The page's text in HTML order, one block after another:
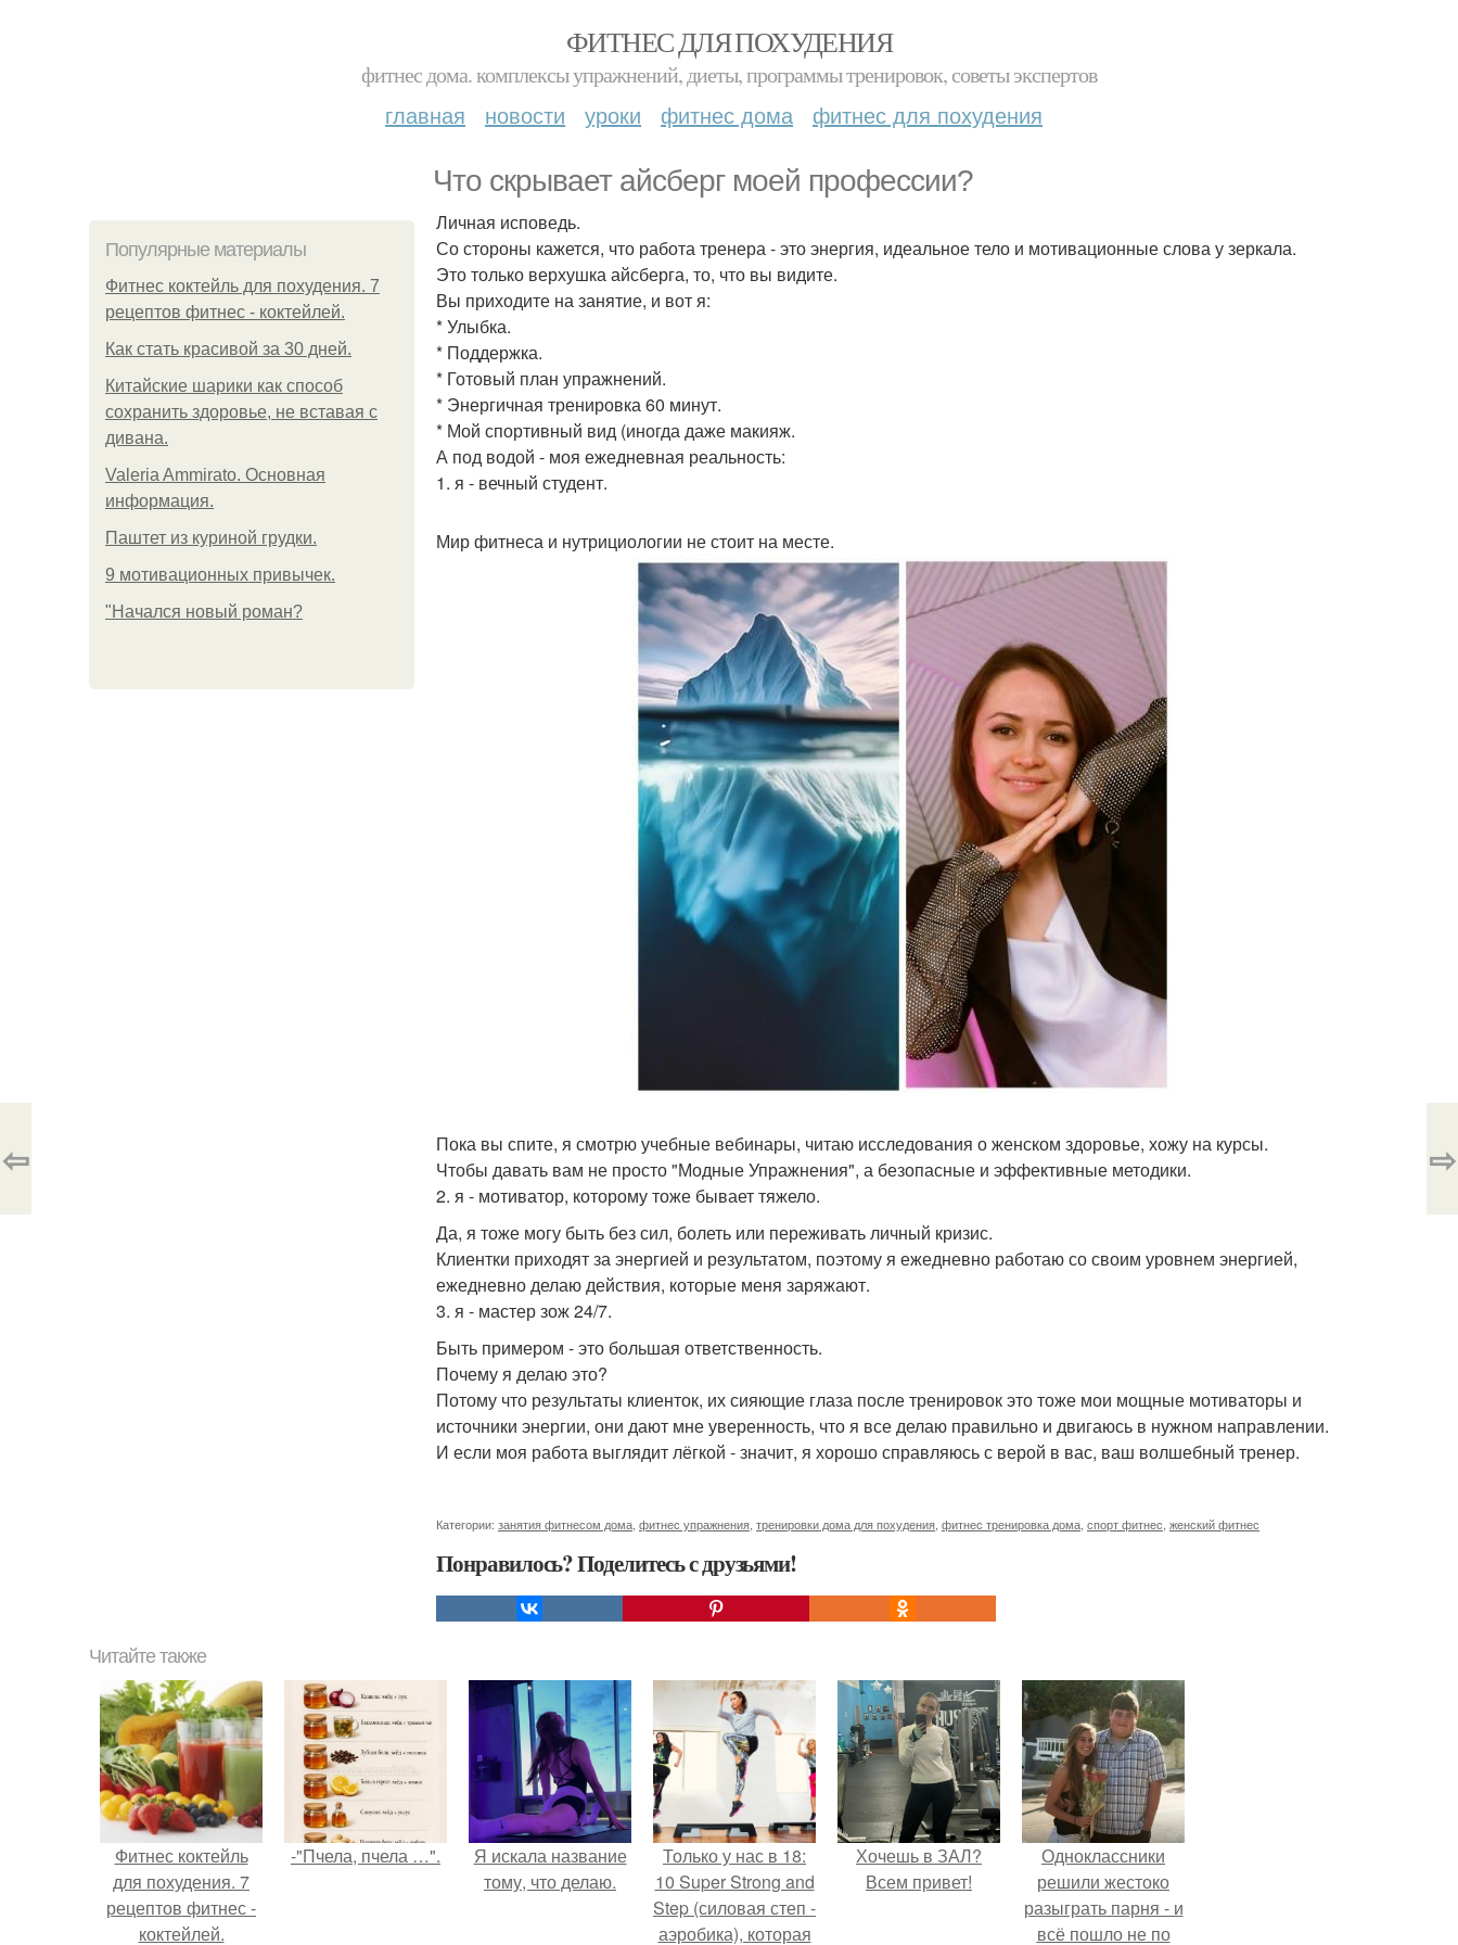
ФИТНЕС ДЛЯ ПОХУДЕНИЯ
фитнес дома. комплексы упражнений, диеты, программы тренировок, советы экспертов
главная новости уроки фитнес дома фитнес для похудения
Что скрывает айсберг моей профессии?
Популярные материалы
Фитнес коктейль для похудения. 7
рецептов фитнес - коктейлей.
Как стать красивой за 30 дней.
Китайские шарики как способ
сохранить здоровье, не вставая с
дивана.
Valeria Ammirato. Основная
информация.
Паштет из куриной грудки.
9 мотивационных привычек.
"Начался новый роман?
Личная исповедь.
Со стороны кажется, что работа тренера - это энергия, идеальное тело и мотивационные слова у зеркала.
Это только верхушка айсберга, то, что вы видите.
Вы приходите на занятие, и вот я:
* Улыбка.
* Поддержка.
* Готовый план упражнений.
* Энергичная тренировка 60 минут.
* Мой спортивный вид (иногда даже макияж.
А под водой - моя ежедневная реальность:
1. я - вечный студент.
Мир фитнеса и нутрициологии не стоит на месте.
Пока вы спите, я смотрю учебные вебинары, читаю исследования о женском здоровье, хожу на курсы.
Чтобы давать вам не просто "Модные Упражнения", а безопасные и эффективные методики.
2. я - мотиватор, которому тоже бывает тяжело.
Да, я тоже могу быть без сил, болеть или переживать личный кризис.
Клиентки приходят за энергией и результатом, поэтому я ежедневно работаю со своим уровнем энергией,
ежедневно делаю действия, которые меня заряжают.
3. я - мастер зож 24/7.
Быть примером - это большая ответственность.
Почему я делаю это?
Потому что результаты клиенток, их сияющие глаза после тренировок это тоже мои мощные мотиваторы и
источники энергии, они дают мне уверенность, что я все делаю правильно и двигаюсь в нужном направлении.
И если моя работа выглядит лёгкой - значит, я хорошо справляюсь с верой в вас, ваш волшебный тренер.
Категории: занятия фитнесом дома фитнес упражнения тренировки дома для похудения фитнес тренировка дома спорт фитнес женский фитнес
Понравилось? Поделитесь с друзьями!
⇦ ⇨
Читайте также
Фитнес коктейль
для похудения. 7
рецептов фитнес -
коктейлей.
-"Пчела, пчела …".
Я искала название
тому, что делаю.
Только у нас в 18:
10 Super Strong and
Step (силовая степ -
аэробика), которая
Хочешь в ЗАЛ?
Всем привет!
Одноклассники
решили жестоко
разыграть парня - и
всё пошло не по